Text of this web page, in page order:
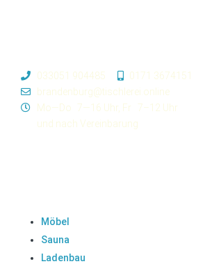
033051 904485
0171 3674151
brandenburg@tischlerei.online
Mo—Do
7—16 Uhr, Fr
7–12 Uhr
und nach Vereinbarung
Möbel
Sauna
Ladenbau